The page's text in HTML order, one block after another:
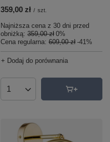
359,00 zł / szt.
Najniższa cena z 30 dni przed
obniżką: 359,00 zł 0%
Cena regularna: 609,00 zł -41%
+ Dodaj do porównania
Ilość produktów